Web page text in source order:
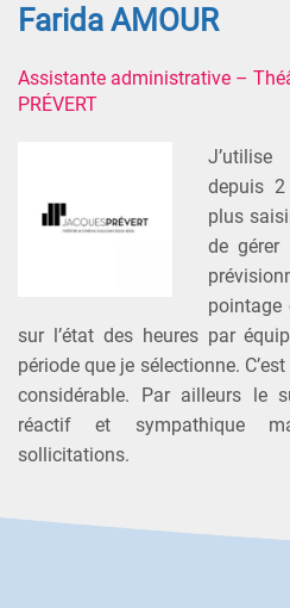
Farida AMOUR
Assistante administrative –
PRÉVERT
depuis
plus
de gérer
sur l’état des heures par
période que je sélectionne.
considérable. Par ailleurs le
réactif et sympathique
sollicitations.